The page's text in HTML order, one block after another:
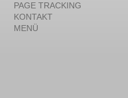
PAGE TRACKING
KONTAKT
MENÜ